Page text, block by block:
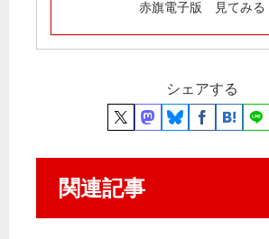
赤旗電子版 見てみる
シェアする
関連記事